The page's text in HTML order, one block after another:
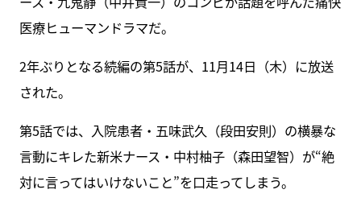
医療ヒューマンドラマだ。
2年ぶりとなる続編の第5話が、11月14日（木）に放送
された。
第5話では、入院患者・五味武久（段田安則）の横暴な
言動にキレた新米ナース・中村柚子（森田望智）が“絶
対に言ってはいけないこと”を口走ってしまう。